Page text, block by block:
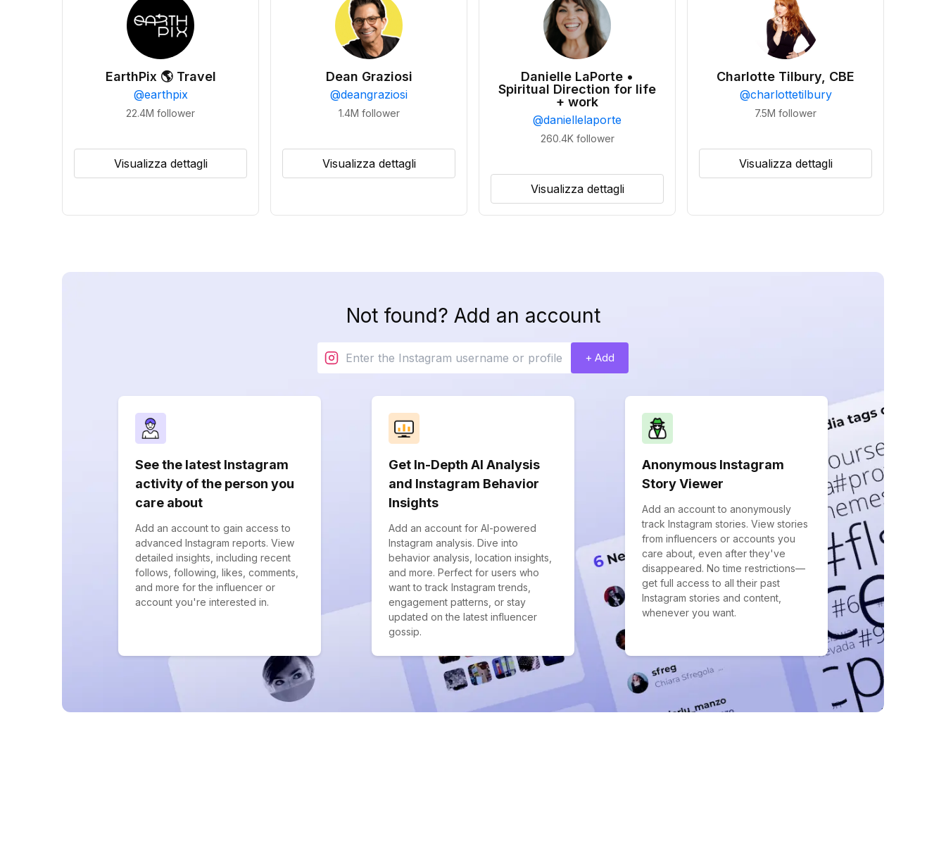
EarthPix 🌎 Travel
@earthpix
22.4M follower
Visualizza dettagli
Dean Graziosi
@deangraziosi
1.4M follower
Visualizza dettagli
Danielle LaPorte •
Spiritual Direction for life
+ work
@daniellelaporte
260.4K follower
Visualizza dettagli
Charlotte Tilbury, CBE
@charlottetilbury
7.5M follower
Visualizza dettagli
Not found? Add an account
+ Add
See the latest Instagram
activity of the person you
care about
Add an account to gain access to
advanced Instagram reports. View
detailed insights, including recent
follows, following, likes, comments,
and more for the influencer or
account you're interested in.
Get In-Depth AI Analysis
and Instagram Behavior
Insights
Add an account for AI-powered
Instagram analysis. Dive into
behavior analysis, location insights,
and more. Perfect for users who
want to track Instagram trends,
engagement patterns, or stay
updated on the latest influencer
gossip.
Anonymous Instagram
Story Viewer
Add an account to anonymously
track Instagram stories. View stories
from influencers or accounts you
care about, even after they've
disappeared. No time restrictions—
get full access to all their past
Instagram stories and content,
whenever you want.